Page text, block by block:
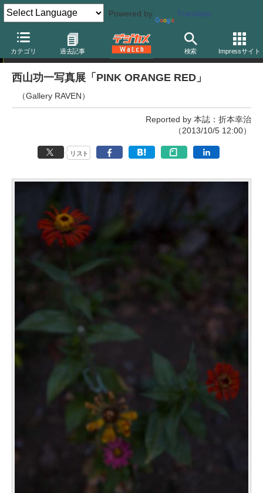
Powered by Translate
カテゴリ 過去記事 検索 Impressサイト
写真展
西山功一写真展「PINK ORANGE RED」
（Gallery RAVEN）
Reported by 本誌：折本幸治
（2013/10/5 12:00）
リスト